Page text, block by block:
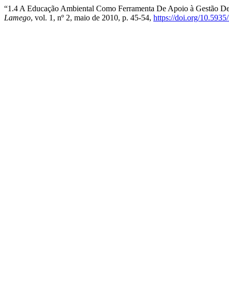
“1.4 A Educação Ambiental Como Ferramenta De Apoio à Gestão
Lamego, vol. 1, nº 2, maio de 2010, p. 45-54, https://doi.org/